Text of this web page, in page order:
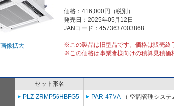
画像拡大
価格：416,000円（税別）
発売日：2025年05月12日
JANコード：4573637003868
※この製品は旧型品です。価格は販売終
※この価格は事業者様向けの積算見積価
セット形名
PLZ-ZRMP56HBFG5
PAR-47MA （ 空調管理システ